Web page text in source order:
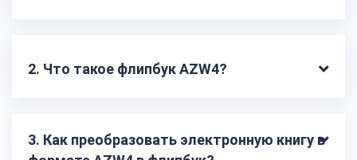
2. Что такое флипбук AZW4?
3. Как преобразовать электронную книгу в